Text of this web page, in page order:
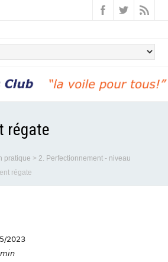
régate
pratique >2. Perfectionnement - niveau
régate
2023